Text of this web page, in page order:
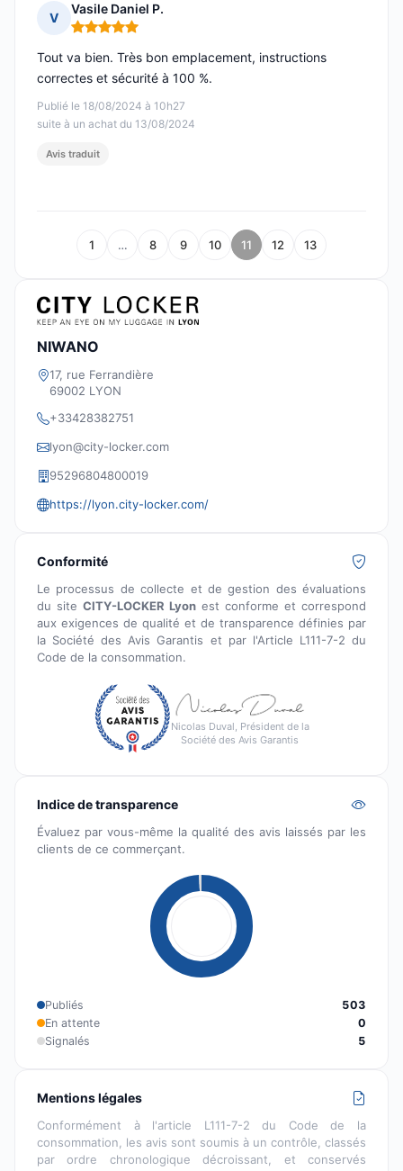
V
Vasile Daniel P.
Note : 5 sur 5
Publié le 18/08/2024 à 10h27
suite à un achat du 13/08/2024
Tout va bien. Très bon emplacement, instructions
correctes et sécurité à 100 %.
Avis traduit
1 … 8 9 10 11 12 13
NIWANO
17, rue Ferrandière
69002 LYON
+33428382751
lyon@city-locker.com
95296804800019
https://lyon.city-locker.com/
Conformité
Le processus de collecte et de gestion des évaluations
du site CITY-LOCKER Lyon est conforme et correspond
aux exigences de qualité et de transparence définies par
la Société des Avis Garantis et par l'Article L111-7-2 du
Code de la consommation.
Nicolas Duval, Président de la
Société des Avis Garantis
Indice de transparence
Évaluez par vous-même la qualité des avis laissés par les
clients de ce commerçant.
Publiés
503
En attente
0
Signalés
5
Mentions légales
Conformément à l'article L111-7-2 du Code de la
consommation, les avis sont soumis à un contrôle, classés
par ordre chronologique décroissant, et conservés